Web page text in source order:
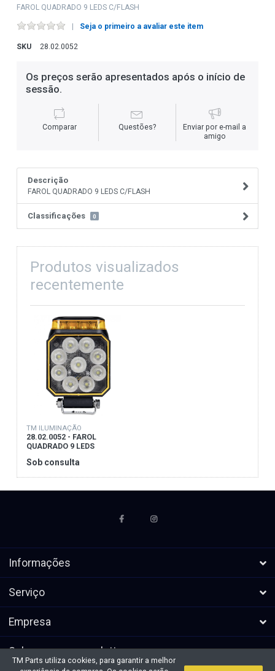
FAROL QUADRADO 9 LEDS C/FLASH
Seja o primeiro a avaliar este item
SKU 28.02.0052
Os preços serão apresentados após o início de
sessão.
Comparar Questões?
Enviar por e-mail a
amigo
Descrição
FAROL QUADRADO 9 LEDS C/FLASH
Classificações 0
Produtos visualizados
recentemente
TM ILUMINAÇÃO
28.02.0052 - FAROL
QUADRADO 9 LEDS
Sob consulta
Informações
Serviço
Empresa
Subscrever a newsletters
TM Parts utiliza cookies, para garantir a melhor